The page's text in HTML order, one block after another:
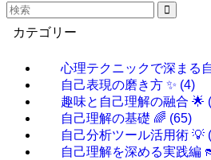
カテゴリー
心理テクニックで深まる
自己表現の磨き方 ✨ (4)
趣味と自己理解の融合 🌟
自己理解の基礎 🌈 (65)
自己分析ツール活用術 💡
自己理解を深める実践編